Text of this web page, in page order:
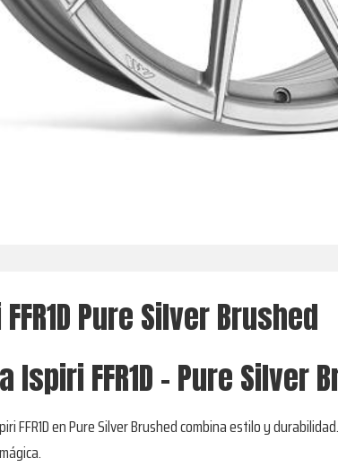
Pure Silver Brushed
Ispiri FFR1D – Pure Silver
FFR1D en Pure Silver Brushed combina estilo y